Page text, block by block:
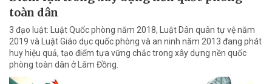
toàn dân
3 đạo luật: Luật Quốc phòng năm 2018, Luật Dân quân tự vệ năm
2019 và Luật Giáo dục quốc phòng và an ninh năm 2013 đang phát
huy hiệu quả, tạo điểm tựa vững chắc trong xây dựng nền quốc
phòng toàn dân ở Lâm Đồng.